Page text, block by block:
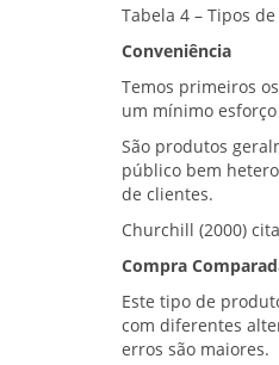
Tabela 4 – Tipos
Conveniência
Temos primeiros
um mínimo
São produtos
público bem
de clientes.
Churchill (2000)
Compra
Este tipo de
com diferentes
erros são maiores.